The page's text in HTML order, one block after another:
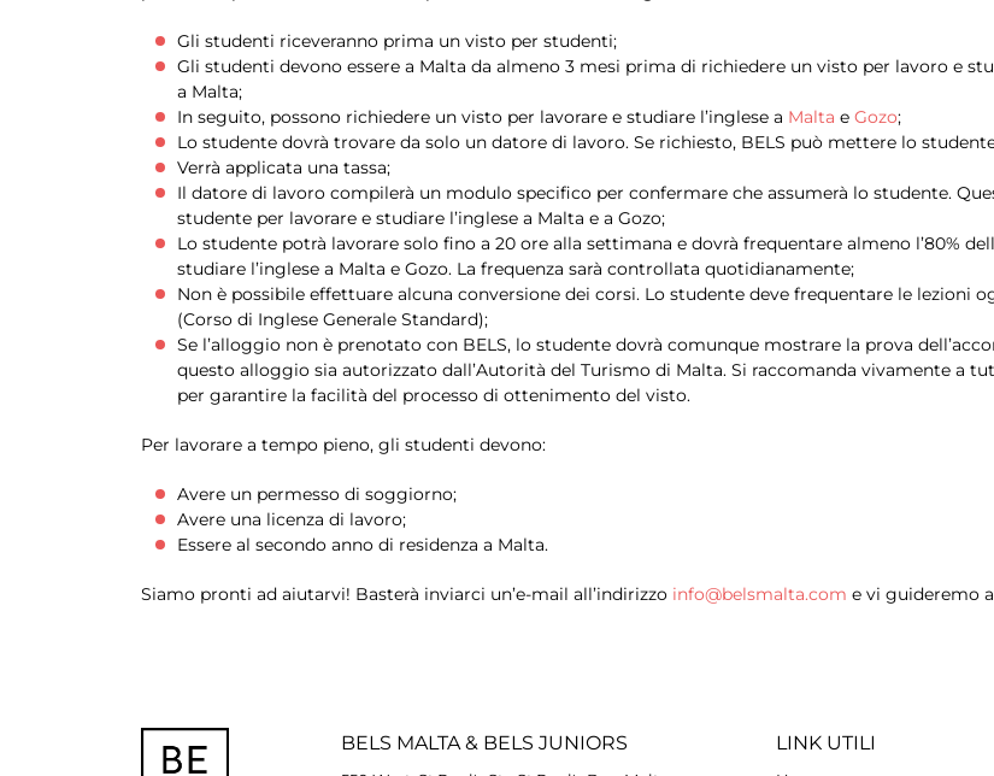
Gli studenti riceveranno prima un visto per studenti;
Gli studenti devono essere a Malta da almeno 3 mesi prima di richiedere un visto per lavoro e
a Malta;
In seguito, possono richiedere un visto per lavorare e studiare l’inglese a Malta e Gozo;
Lo studente dovrà trovare da solo un datore di lavoro. Se richiesto, BELS può mettere lo
Verrà applicata una tassa;
Il datore di lavoro compilerà un modulo specifico per confermare che assumerà lo studente.
studente per lavorare e studiare l’inglese a Malta e a Gozo;
Lo studente potrà lavorare solo fino a 20 ore alla settimana e dovrà frequentare almeno l’80%
studiare l’inglese a Malta e Gozo. La frequenza sarà controllata quotidianamente;
Non è possibile effettuare alcuna conversione dei corsi. Lo studente deve frequentare le lezioni
(Corso di Inglese Generale Standard);
Se l’alloggio non è prenotato con BELS, lo studente dovrà comunque mostrare la prova
questo alloggio sia autorizzato dall’Autorità del Turismo di Malta. Si raccomanda vivamente a
per garantire la facilità del processo di ottenimento del visto.
Per lavorare a tempo pieno, gli studenti devono:
Avere un permesso di soggiorno;
Avere una licenza di lavoro;
Essere al secondo anno di residenza a Malta.
Siamo pronti ad aiutarvi! Basterà inviarci un’e-mail all’indirizzo info@belsmalta.com e vi guideremo
BELS MALTA& BELS JUNIORS LINK UTILI